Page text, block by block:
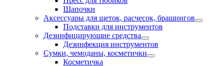
Шапочки
Аксессуары для щеток, расчесок, брашингов
Подставки для инструментов
Дезинфицирующие средства
Дезинфекция инструментов
Сумки, чемоданы, косметички
Косметичка